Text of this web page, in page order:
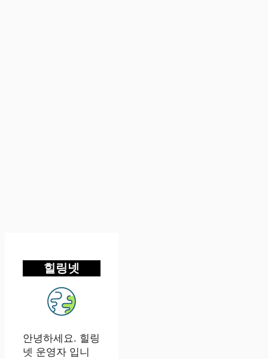
힐링넷
안녕하세요. 힐링
넷 운영자 입니